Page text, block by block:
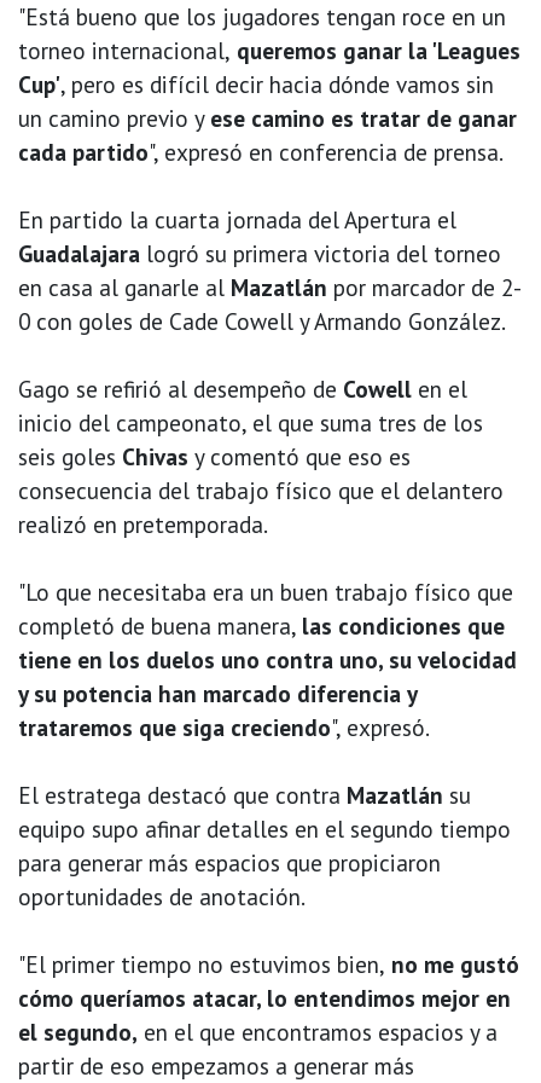
"Está bueno que los jugadores tengan roce en un
torneo internacional, queremos ganar la 'Leagues
Cup', pero es difícil decir hacia dónde vamos sin
un camino previo y ese camino es tratar de ganar
cada partido", expresó en conferencia de prensa.
En partido la cuarta jornada del Apertura el
Guadalajara logró su primera victoria del torneo
en casa al ganarle al Mazatlán por marcador de 2-
0 con goles de Cade Cowell y Armando González.
Gago se refirió al desempeño de Cowell en el
inicio del campeonato, el que suma tres de los
seis goles Chivas y comentó que eso es
consecuencia del trabajo físico que el delantero
realizó en pretemporada.
"Lo que necesitaba era un buen trabajo físico que
completó de buena manera, las condiciones que
tiene en los duelos uno contra uno, su velocidad
y su potencia han marcado diferencia y
trataremos que siga creciendo", expresó.
El estratega destacó que contra Mazatlán su
equipo supo afinar detalles en el segundo tiempo
para generar más espacios que propiciaron
oportunidades de anotación.
"El primer tiempo no estuvimos bien, no me gustó
cómo queríamos atacar, lo entendimos mejor en
el segundo, en el que encontramos espacios y a
partir de eso empezamos a generar más